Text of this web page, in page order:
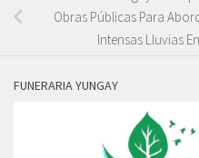
Obras Públicas Para
Intensas Lluvias
FUNERARIA YUNGAY